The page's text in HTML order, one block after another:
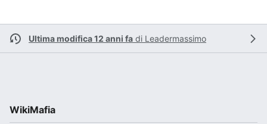
Ultima modifica 12 anni fa di Leadermassimo
WikiMafia